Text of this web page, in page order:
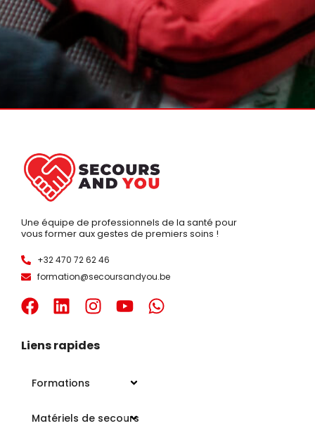
Une équipe de professionnels de la santé pour
vous former aux gestes de premiers soins !
+32 470 72 62 46
formation@secoursandyou.be
Liens rapides
Formations
Matériels de secours